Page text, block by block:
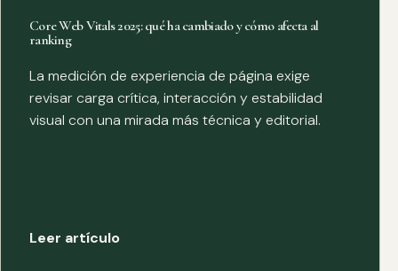
Core Web Vitals 2025: qué ha cambiado y cómo afecta al
ranking
La medición de experiencia de página exige
revisar carga crítica, interacción y estabilidad
visual con una mirada más técnica y editorial.
Leer artículo